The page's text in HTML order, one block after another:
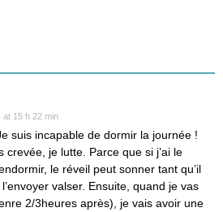
at 15 h 22 min
suis incapable de dormir la journée !
crevée, je lutte. Parce que si j’ai le
le réveil peut sonner tant qu’il
valser. Ensuite, quand je vas
2/3heures après), je vais avoir une